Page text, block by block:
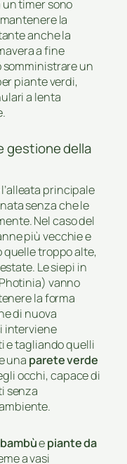
timer sono
la
anche la
a fine
somministrare un
piante verdi,
a lenta
gestione della
principale
senza che le
Nel caso del
più vecchie e
quelle troppo alte,
Le siepi in
vanno
la forma
di nuova
interviene
e tagliando quelli
una parete verde
occhi, capace di
senza
bambùepiante da
a vasi